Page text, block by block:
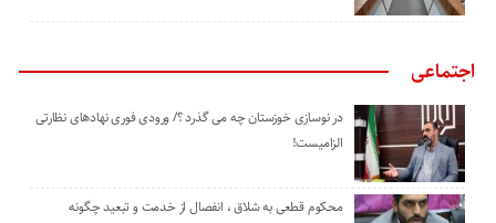
اجتماعی
در نوسازی خوزستان چه می گذرد ؟/ ورودی فوری نهادهای نظارتی
الزامیست!
محکوم قطعی به شلاق ، انفصال از خدمت و تبعید چگونه